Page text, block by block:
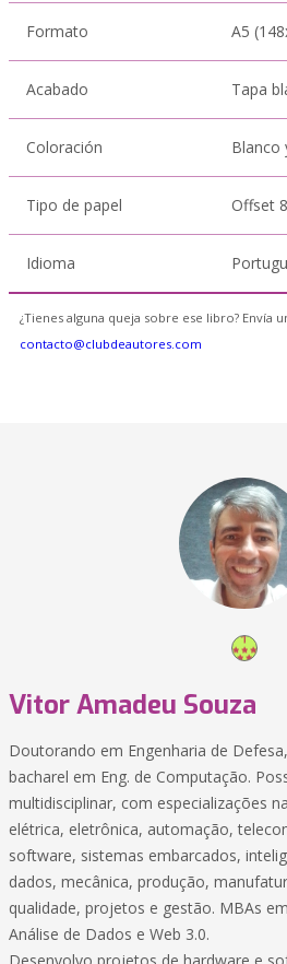
Formato A5
Acabado Tapa
Coloración Blanco
Tipo de papel Offset
Idioma
¿Tienes alguna queja sobre ese libro? Envía
contacto@clubdeautores.com
Vitor Amadeu Souza
Doutorando em Engenharia de
bacharel em Eng. de Computação.
multidisciplinar, com especializações
elétrica, eletrônica, automação,
software, sistemas embarcados,
dados, mecânica, produção,
qualidade, projetos e gestão. MBAs
Análise de Dados e Web 3.0.